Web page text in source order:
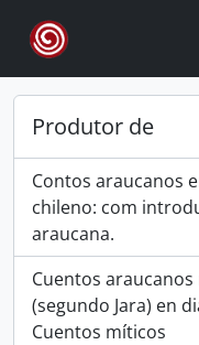
Skip to main content
Produtor de
Contos araucanos
chileno: com
araucana.
Cuentos
(segundo Jara) en
Cuentos míticos